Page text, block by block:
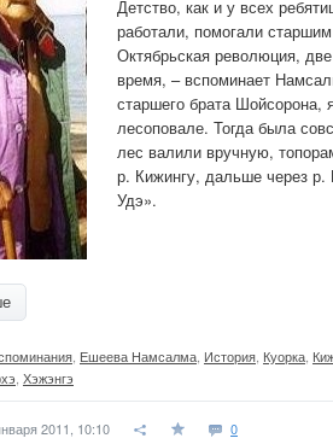
Детство, как и у всех
работали, помогали
Октябрьская революция,
время, – вспоминает
старшего брата Шойсорона,
лесоповале. Тогда была
лес валили вручную,
р. Кижингу, дальше через р.
Удэ».
Ешеева Намсалма История Куорка
Хэжэнгэ
2011, 10:10 0